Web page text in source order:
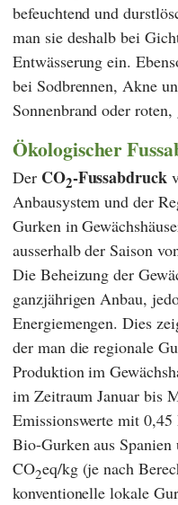
befeuchtend und
man sie deshalb bei
Entwässerung ein.
bei Sodbrennen, Akne
Sonnenbrand oder
Ökologischer
Der CO2-Fussabdruck
Anbausystem und der
Gurken in
ausserhalb der Saison
Die Beheizung der
ganzjährigen Anbau,
Energiemengen. Dies
der man die regionale
Produktion im
im Zeitraum Januar bis
Emissionswerte mit
Bio-Gurken aus
CO2eq/kg (je nach
konventionelle lokale